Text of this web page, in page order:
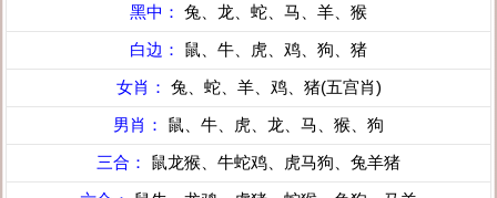
黑中： 兔、龙、蛇、马、羊、猴
白边： 鼠、牛、虎、鸡、狗、猪
女肖： 兔、蛇、羊、鸡、猪(五宫肖)
男肖： 鼠、牛、虎、龙、马、猴、狗
三合： 鼠龙猴、牛蛇鸡、虎马狗、兔羊猪